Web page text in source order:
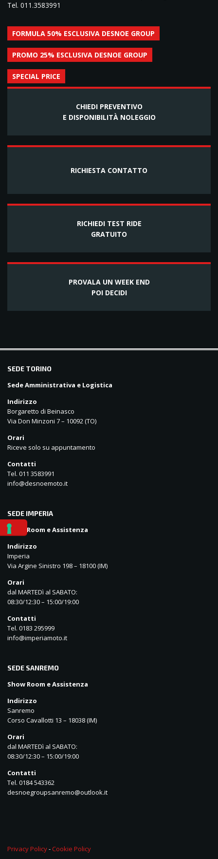
Tel. 011.3583991
FORMULA 50% ESCLUSIVA DESNOE GROUP
PROMO 25% ESCLUSIVA DESNOE GROUP
SPECIAL PRICE
CHIEDI PREVENTIVO
E DISPONIBILITÀ NOLEGGIO
RICHIESTA CONTATTO
RICHIEDI TEST RIDE
GRATUITO
PROVALA UN WEEK END
POI DECIDI
balkanpharmacy
SEDE TORINO
Sede Amministrativa e Logistica
Indirizzo
Borgaretto di Beinasco
Via Don Minzoni 7 – 10092 (TO)
Orari
Riceve solo su appuntamento
Contatti
Tel. 011 3583991
info@desnoemoto.it
SEDE IMPERIA
Show Room e Assistenza
Indirizzo
Imperia
Via Argine Sinistro 198 – 18100 (IM)
Orari
dal MARTEDì al SABATO:
08:30/12:30 – 15:00/19:00
Contatti
Tel. 0183 295999
info@imperiamoto.it
SEDE SANREMO
Show Room e Assistenza
Indirizzo
Sanremo
Corso Cavallotti 13 – 18038 (IM)
Orari
dal MARTEDì al SABATO:
08:30/12:30 – 15:00/19:00
Contatti
Tel. 0184 543362
desnoegroupsanremo@outlook.it
Privacy Policy-Cookie Policy